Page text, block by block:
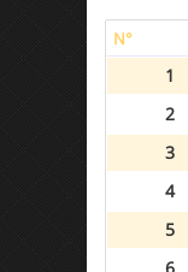
N°
1
2
3
4
5